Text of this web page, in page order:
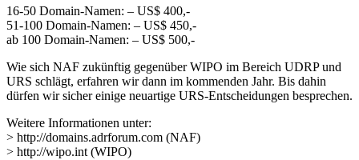
16-50 Domain-Namen: – US$ 400,-
51-100 Domain-Namen: – US$ 450,-
ab 100 Domain-Namen: – US$ 500,-
Wie sich NAF zukünftig gegenüber WIPO im Bereich UDRP und
URS schlägt, erfahren wir dann im kommenden Jahr. Bis dahin
dürfen wir sicher einige neuartige URS-Entscheidungen besprechen.
Weitere Informationen unter:
> http://domains.adrforum.com (NAF)
> http://wipo.int (WIPO)